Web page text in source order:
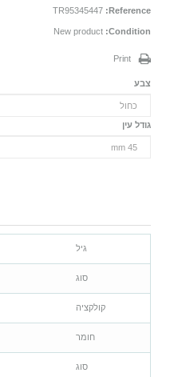
Reference:
TR95345447
Condition:
New product
Print
צבע
גודל עין
גיל
סוג
קולקציה
חומר
סוג